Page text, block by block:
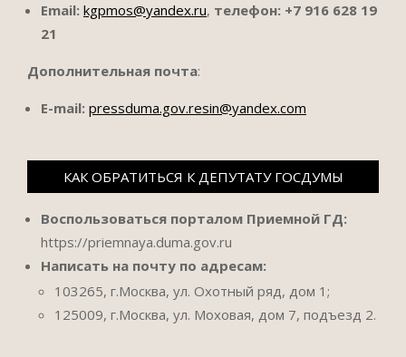
Email: kgpmos@yandex.ru, телефон: +7 916 628 19
21
Дополнительная почта:
E-mail: pressduma.gov.resin@yandex.com
КАК ОБРАТИТЬСЯ К ДЕПУТАТУ ГОСДУМЫ
Воспользоваться порталом Приемной ГД:
https://priemnaya.duma.gov.ru
Написать на почту по адресам:
103265, г.Москва, ул. Охотный ряд, дом 1;
125009, г.Москва, ул. Моховая, дом 7, подъезд 2.